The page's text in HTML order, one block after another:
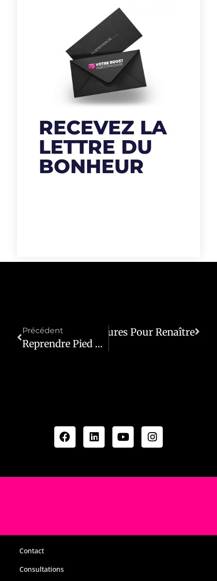
RECEVEZ LA
LETTRE DU
BONHEUR
Précédent
Reprendre Pied Quand Tout Vacille
SuivantRevivre Ses Blessures Pour Renaître
Contact
Consultations